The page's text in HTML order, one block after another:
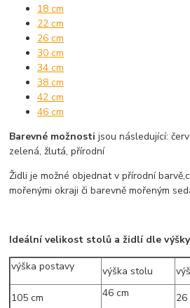
18 cm
22 cm
26 cm
30 cm
34 cm
38 cm
42 cm
46 cm
Barevné možnosti jsou následující:
zelená, žlutá, přírodní
Židli je možné objednat v přírodní
mořenými okraji či barevně mořeným
Ideální velikost stolů a židlí dle
výška postavy
výška stolu
105 cm
46 cm
26